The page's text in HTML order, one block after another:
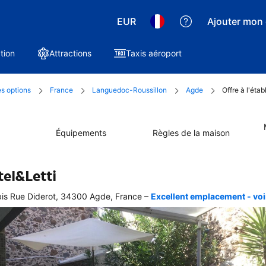
EUR Ajouter
Attractions Taxis aéroport
options France Languedoc-Roussillon Agde Offre à
Équipements Règles de la maison
Rue Diderot, 34300 Agde, France – Excellent emplacement -